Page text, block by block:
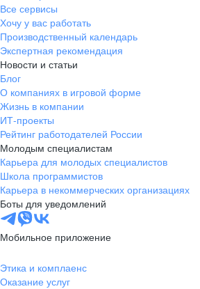
Все сервисы
Хочу у вас работать
Производственный календарь
Экспертная рекомендация
Новости и статьи
Блог
О компаниях в игровой форме
Жизнь в компании
ИТ-проекты
Рейтинг работодателей России
Молодым специалистам
Карьера для молодых специалистов
Школа программистов
Карьера в некоммерческих организациях
Боты для уведомлений
Мобильное приложение
Этика и комплаенс
Оказание услуг